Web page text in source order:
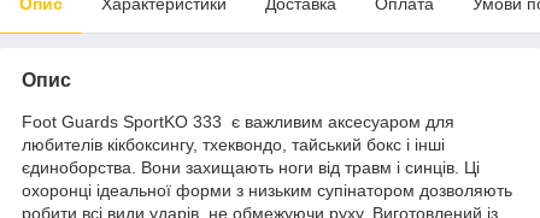
Опис
Foot Guards SportKO 333 є важливим аксесуаром для
любителів кікбоксингу, тхеквондо, тайський бокс і інші
єдиноборства. Вони захищають ноги від травм і синців. Ці
охоронці ідеальної форми з низьким супінатором дозволяють
робити всі види ударів, не обмежуючи руху. Виготовлений із